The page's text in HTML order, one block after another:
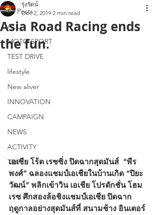
All Posts
ALL
MOTO SPORT
TEST DRIVE
lifestyle
New aliver
INNOVATION
CAMPAIGN
NEWS
ACTIVITY
TRIP
Asia Road Racing ends
the fun.
รุ่งรัตน์
Dec 2, 2019 2 min read
เอเชีย โร้ด เรซซิ่ง ปิดฉากสุดมันส์  “พีร
พงศ์” ฉลองแชมป์เอเชียในบ้านเกิด “ปิยะ
วัฒน์” พลิกเข้าวิน เอเชีย โปรดักชั่น โฮม
เรซ ศึกสองล้อชิงแชมป์เอเชีย ปิดฉาก
ฤดูกาลอย่างสุดมันส์ที่ สนามช้าง อินเตอร์